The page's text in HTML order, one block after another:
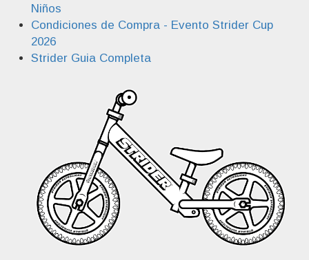
Niños
Condiciones de Compra - Evento Strider Cup
2026
Strider Guia Completa